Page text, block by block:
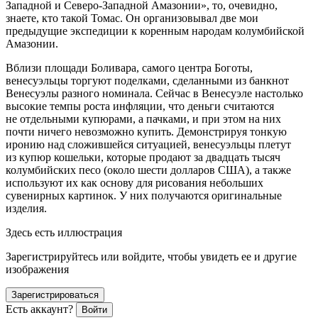
Западной и Северо-Западной Амазонии», то, очевидно,
знаете, кто такой Томас. Он организовывал две мои
предыдущие экспедиции к коренным народам колумбийской
Амазонии.
Вблизи площади Боливара, самого центра Боготы,
венесуэльцы торгуют поделками, сделанными из банкнот
Венесуэлы разного номинала. Cейчас в Венесуэле настолько
высокие темпы роста инфляции, что деньги считаются
не отдельными купюрами, а пачками, и при этом на них
почти ничего невозможно купить. Демонстрируя тонкую
иронию над сложившейся ситуацией, венесуэльцы плетут
из купюр кошельки, которые продают за двадцать тысяч
колумбийских песо (около шести долларов США), а также
используют их как основу для рисования небольших
сувенирных картинок. У них получаются оригинальные
изделия.
Здесь есть иллюстрация
Зарегистрируйтесь или войдите, чтобы увидеть ее и другие
изображения
Зарегистрироваться
Есть аккаунт? Войти